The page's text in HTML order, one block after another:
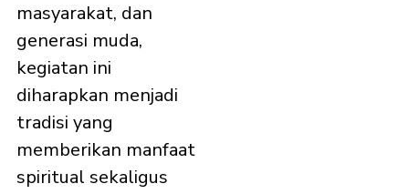
masyarakat, dan
generasi muda,
kegiatan ini
diharapkan menjadi
tradisi yang
memberikan manfaat
spiritual sekaligus